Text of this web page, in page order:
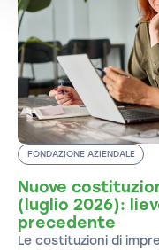
FONDAZIONE AZIENDALE
Nuove
(luglio 2026):
precedente
Le costituzioni di